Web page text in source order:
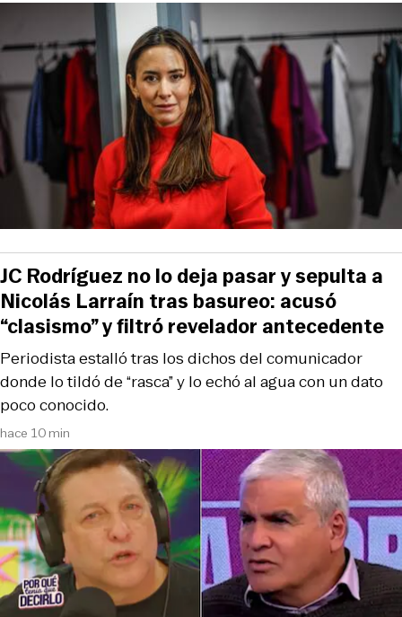
hace 10 min
Periodista estalló tras los dichos del comunicador
donde lo tildó de “rasca” y lo echó al agua con un dato
poco conocido.
JC Rodríguez no lo deja pasar y sepulta a
Nicolás Larraín tras basureo: acusó
“clasismo” y filtró revelador antecedente